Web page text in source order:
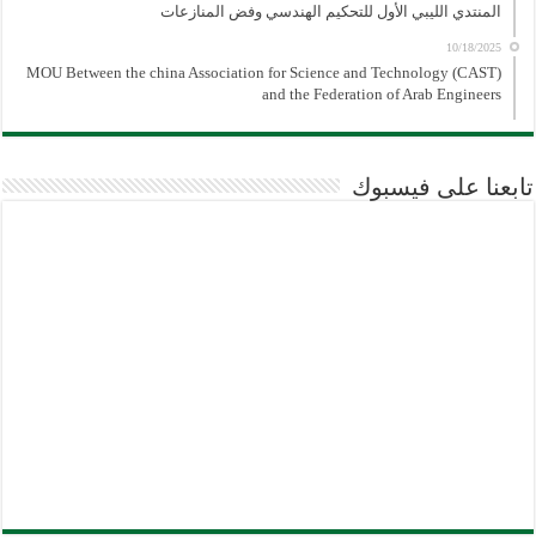
المنتدي الليبي الأول للتحكيم الهندسي وفض المنازعات
10/18/2025
MOU Between the china Association for Science and Technology (CAST)
and the Federation of Arab Engineers
تابعنا على فيسبوك